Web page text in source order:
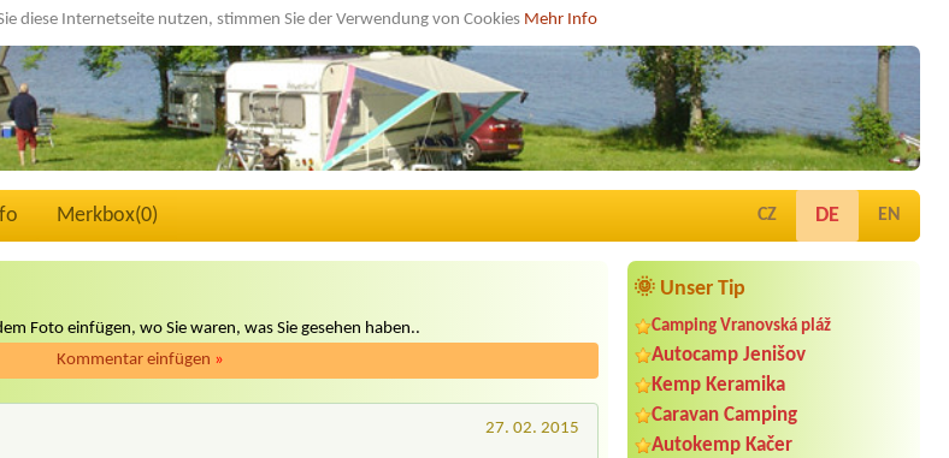
diese Internetseite nutzen, stimmen Sie der Verwendung von Cookies Mehr Info
Merkbox(0) CZ DE EN
🌞 Unser Tip
Camping Vranovská pláž
Autocamp Jenišov
Kemp Keramika
Caravan Camping
Autokemp Kačer
Foto einfügen, wo Sie waren, was Sie gesehen haben..
Kommentar einfügen »
27. 02. 2015